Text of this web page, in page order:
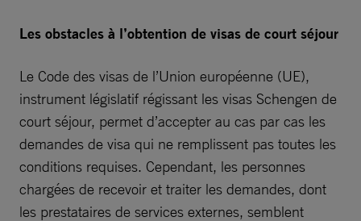
Les obstacles à l’obtention de visas de court séjour
Le Code des visas de l’Union européenne (UE),
instrument législatif régissant les visas Schengen de
court séjour, permet d’accepter au cas par cas les
demandes de visa qui ne remplissent pas toutes les
conditions requises. Cependant, les personnes
chargées de recevoir et traiter les demandes, dont
les prestataires de services externes, semblent